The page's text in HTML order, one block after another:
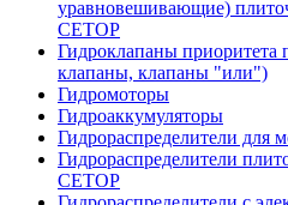
уравновешивающие)
CETOP
Гидроклапаны
клапаны, клапаны "или")
Гидромоторы
Гидроаккумуляторы
Гидрораспределители для
Гидрораспределители
СЕТОР